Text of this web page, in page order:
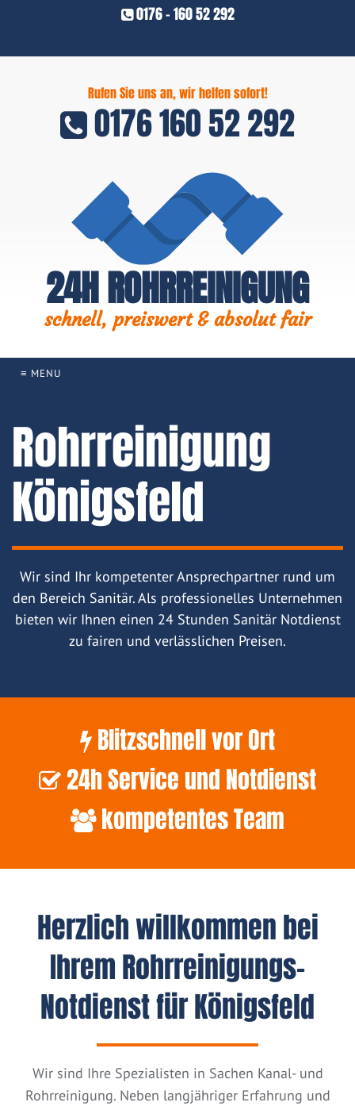
0176 - 160 52 292
Rufen Sie uns an, wir helfen sofort!
0176 160 52 292
24H ROHRREINIGUNG
schnell, preiswert & absolut fair
≡ MENU
Rohrreinigung
Königsfeld
Wir sind Ihr kompetenter Ansprechpartner rund um
den Bereich Sanitär. Als professionelles Unternehmen
bieten wir Ihnen einen 24 Stunden Sanitär Notdienst
zu fairen und verlässlichen Preisen.
Blitzschnell vor Ort
24h Service und Notdienst
kompetentes Team
Herzlich willkommen bei
Ihrem Rohrreinigungs-
Notdienst für Königsfeld
Wir sind Ihre Spezialisten in Sachen Kanal- und
Rohrreinigung. Neben langjähriger Erfahrung und